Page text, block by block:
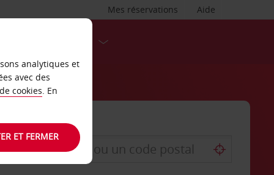
Aide
Mes réservations
analytiques et
avec des
cookies. En
ET FERMER